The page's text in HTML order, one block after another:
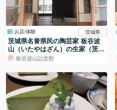
お店/体験 茨城県
茨城県名誉県民の陶芸家 板谷波
山（いたやはざん）の生家（茨城
県筑西市）
板谷波山記念館